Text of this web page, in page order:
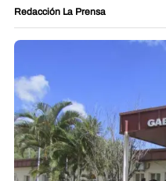
Redacción La Prensa